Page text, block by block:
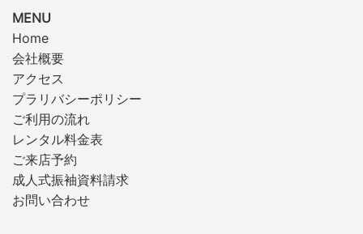
MENU
Home
会社概要
アクセス
プラリバシーポリシー
ご利用の流れ
レンタル料金表
ご来店予約
成人式振袖資料請求
お問い合わせ